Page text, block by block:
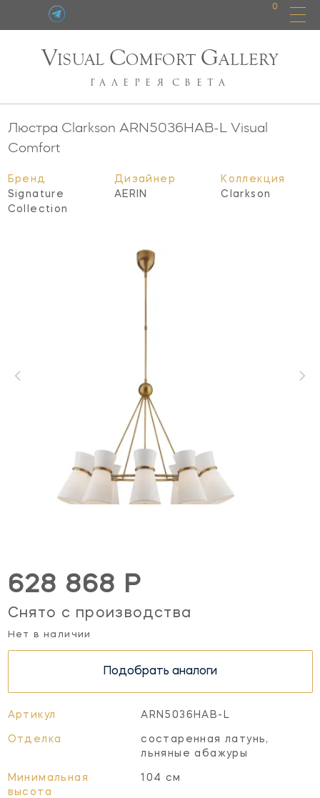
0
VISUAL COMFORT GALLERY
ГАЛЕРЕЯ СВЕТА
Люстра Clarkson ARN5036HAB-L
Visual
Comfort
Бренд
Signature
Collection
Дизайнер
AERIN
Коллекция
Clarkson
628 868 Р
Снято с производства
Нет в наличии
Подобрать аналоги
Артикул ARN5036HAB-L
Отделка
состаренная латунь,
льняные абажуры
Минимальная
высота
104 см